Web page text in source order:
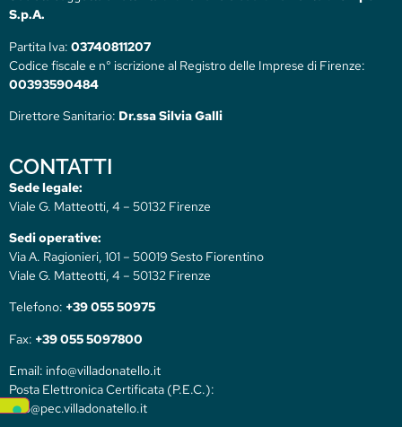
S.p.A.
Partita Iva: 03740811207
Codice fiscale e n° iscrizione al Registro delle Imprese di Firenze:
00393590484
Direttore Sanitario: Dr.ssa Silvia Galli
CONTATTI
Sede legale:
Viale G. Matteotti, 4 – 50132 Firenze
Sedi operative:
Via A. Ragionieri, 101 – 50019 Sesto Fiorentino
Viale G. Matteotti, 4 – 50132 Firenze
Telefono: +39 055 50975
Fax: +39 055 5097800
Email: info@villadonatello.it
Posta Elettronica Certificata (P.E.C.):
info@pec.villadonatello.it